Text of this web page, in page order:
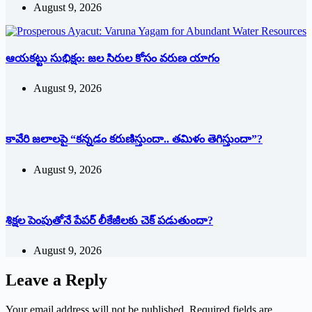
August 9, 2026
ఆయకట్టు సుభిక్షం: జల సిరుల కోసం వరుణ యాగం
August 9, 2026
కావేరి జలాలపై “కన్నడం కరుణిస్తుందా.. తమిళం తెగిస్తుందా”?
August 9, 2026
శిక్షల పెంపుతోనే పేపర్ లీకేజీలకు చెక్ పడుతుందా?
August 9, 2026
Leave a Reply
Your email address will not be published. Required fields are